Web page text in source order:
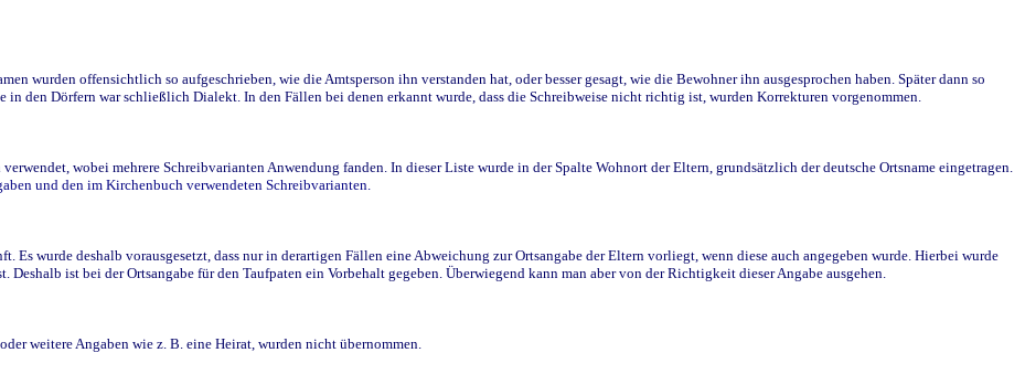
wurden offensichtlich so aufgeschrieben, wie die Amtsperson ihn verstanden hat, oder besser gesagt, wie die Bewohner ihn ausgesprochen haben. Später dann so
in den Dörfern war schließlich Dialekt. In den Fällen bei denen erkannt wurde, dass die Schreibweise nicht richtig ist, wurden Korrekturen vorgenommen.
wobei mehrere Schreibvarianten Anwendung fanden. In dieser Liste wurde in der Spalte Wohnort der Eltern, grundsätzlich der deutsche Ortsname eingetragen.
und den im Kirchenbuch verwendeten Schreibvarianten.
Es wurde deshalb vorausgesetzt, dass nur in derartigen Fällen eine Abweichung zur Ortsangabe der Eltern vorliegt, wenn diese auch angegeben wurde. Hierbei wurde
ist bei der Ortsangabe für den Taufpaten ein Vorbehalt gegeben. Überwiegend kann man aber von der Richtigkeit dieser Angabe ausgehen.
weitere Angaben wie z. B. eine Heirat, wurden nicht übernommen.